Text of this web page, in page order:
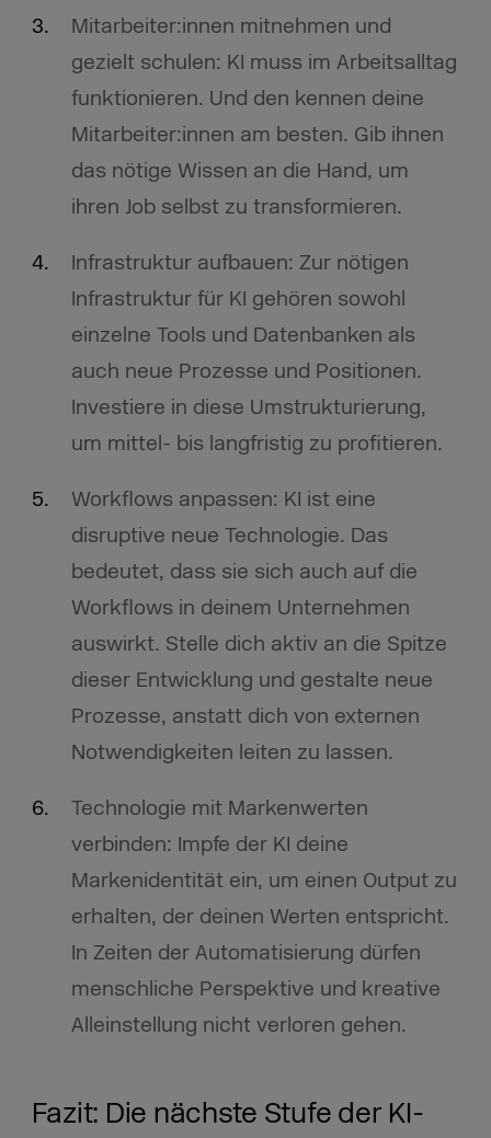
Mitarbeiter:innen mitnehmen und
gezielt schulen: KI muss im Arbeitsalltag
funktionieren. Und den kennen deine
Mitarbeiter:innen am besten. Gib ihnen
das nötige Wissen an die Hand, um
ihren Job selbst zu transformieren.
Infrastruktur aufbauen: Zur nötigen
Infrastruktur für KI gehören sowohl
einzelne Tools und Datenbanken als
auch neue Prozesse und Positionen.
Investiere in diese Umstrukturierung,
um mittel- bis langfristig zu profitieren.
Workflows anpassen: KI ist eine
disruptive neue Technologie. Das
bedeutet, dass sie sich auch auf die
Workflows in deinem Unternehmen
auswirkt. Stelle dich aktiv an die Spitze
dieser Entwicklung und gestalte neue
Prozesse, anstatt dich von externen
Notwendigkeiten leiten zu lassen.
Technologie mit Markenwerten
verbinden: Impfe der KI deine
Markenidentität ein, um einen Output zu
erhalten, der deinen Werten entspricht.
In Zeiten der Automatisierung dürfen
menschliche Perspektive und kreative
Alleinstellung nicht verloren gehen.
Fazit: Die nächste Stufe der KI-